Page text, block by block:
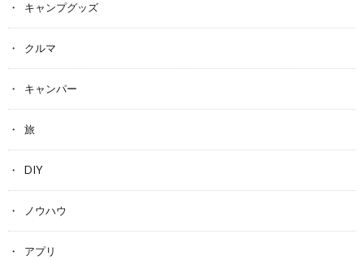
キャンプグッズ
クルマ
キャンパー
旅
DIY
ノウハウ
アプリ